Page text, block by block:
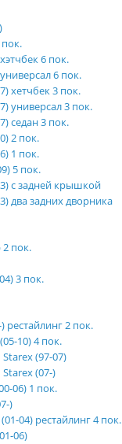
пок.
6 пок.
6 пок.
хетчбек 3 пок.
универсал 3 пок.
седан 3 пок.
2 пок.
1 пок.
5 пок.
с задней крышкой
два задних дворника
2 пок.
3 пок.
рестайлинг 2 пок.
10) 4 пок.
(97-07)
(07-)
06) 1 пок.
)
04) рестайлинг 4 пок.
06)